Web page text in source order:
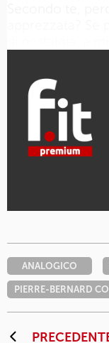
ANALOGICO
PIERRE-BERNARD